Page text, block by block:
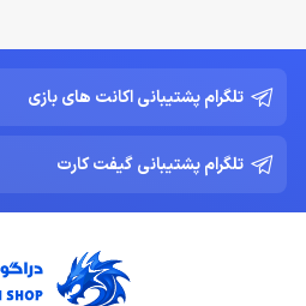
تلگرام پشتیبانی اکانت های بازی
تلگرام پشتیبانی گیفت کارت